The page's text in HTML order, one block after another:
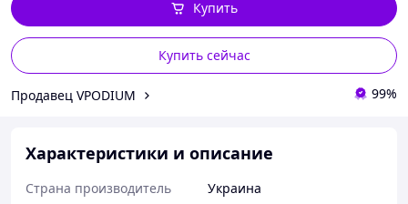
Купить сейчас
Купить
Продавец VPODIUM 99%
Характеристики и описание
Страна производитель
Украина